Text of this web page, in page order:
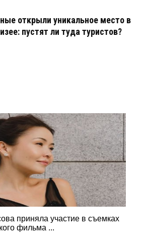
открыли уникальное место в
пустят ли туда туристов?
приняла участие в съемках
фильма ...